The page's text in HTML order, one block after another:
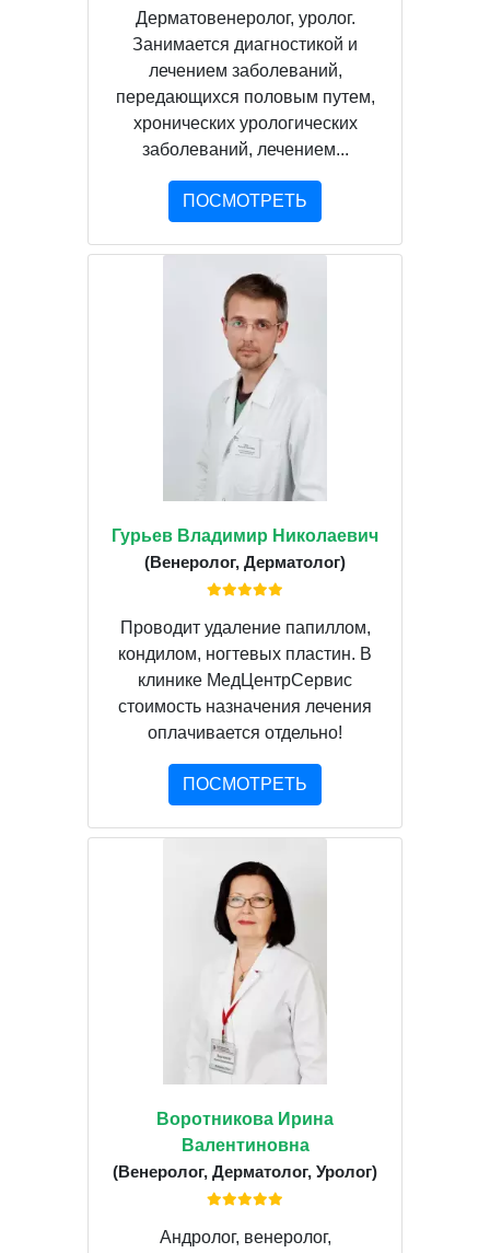
Дерматовенеролог, уролог.
Занимается диагностикой и
лечением заболеваний,
передающихся половым путем,
хронических урологических
заболеваний, лечением...
ПОСМОТРЕТЬ
Гурьев Владимир Николаевич
(Венеролог, Дерматолог)
Проводит удаление папиллом,
кондилом, ногтевых пластин. В
клинике МедЦентрСервис
стоимость назначения лечения
оплачивается отдельно!
ПОСМОТРЕТЬ
Воротникова Ирина
Валентиновна
(Венеролог, Дерматолог, Уролог)
Андролог, венеролог,